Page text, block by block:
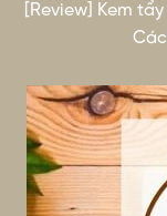
[Review] Kem